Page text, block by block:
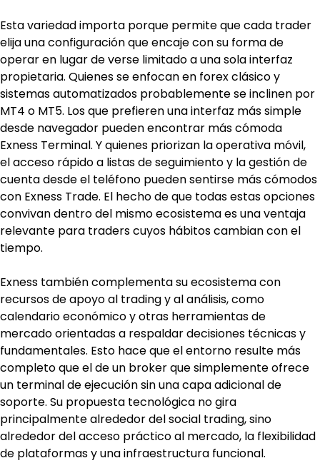
Esta variedad importa porque permite que cada trader
elija una configuración que encaje con su forma de
operar en lugar de verse limitado a una sola interfaz
propietaria. Quienes se enfocan en forex clásico y
sistemas automatizados probablemente se inclinen por
MT4 o MT5. Los que prefieren una interfaz más simple
desde navegador pueden encontrar más cómoda
Exness Terminal. Y quienes priorizan la operativa móvil,
el acceso rápido a listas de seguimiento y la gestión de
cuenta desde el teléfono pueden sentirse más cómodos
con Exness Trade. El hecho de que todas estas opciones
convivan dentro del mismo ecosistema es una ventaja
relevante para traders cuyos hábitos cambian con el
tiempo.
Exness también complementa su ecosistema con
recursos de apoyo al trading y al análisis, como
calendario económico y otras herramientas de
mercado orientadas a respaldar decisiones técnicas y
fundamentales. Esto hace que el entorno resulte más
completo que el de un broker que simplemente ofrece
un terminal de ejecución sin una capa adicional de
soporte. Su propuesta tecnológica no gira
principalmente alrededor del social trading, sino
alrededor del acceso práctico al mercado, la flexibilidad
de plataformas y una infraestructura funcional.